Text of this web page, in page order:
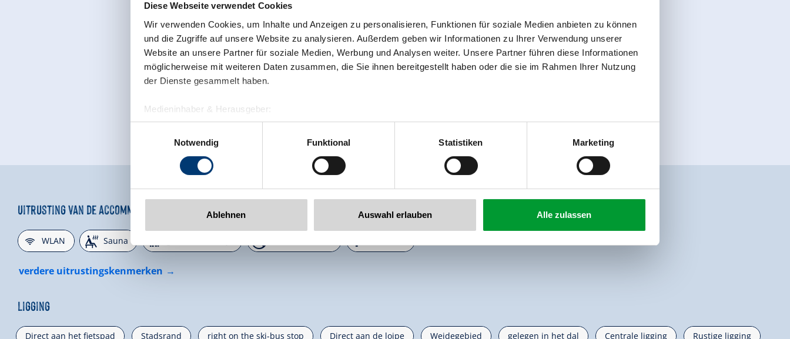
Diese Webseite verwendet Cookies
Wir verwenden Cookies, um Inhalte und Anzeigen zu personalisieren, Funktionen für soziale Medien anbieten zu können
und die Zugriffe auf unsere Website zu analysieren. Außerdem geben wir Informationen zu Ihrer Verwendung unserer
Website an unsere Partner für soziale Medien, Werbung und Analysen weiter. Unsere Partner führen diese Informationen
möglicherweise mit weiteren Daten zusammen, die Sie ihnen bereitgestellt haben oder die sie im Rahmen Ihrer Nutzung
der Dienste gesammelt haben.
Medieninhaber & Herausgeber:
Zeller Bergbahnen Zillertal GmbH & Co KG
Rohr 23// A-6280 Zell am Ziller
www.zillertalarena.com
Notwendig
Funktional Statistiken Marketing
Ablehnen Auswahl erlauben Alle zulassen
Uitrusting van de accommodatie
🜉WLAN 🗔Sauna 🍺 🏝 🐈
verdere uitrustingskenmerken
Ligging
Direct aan het fietspad Stadsrand right on the ski-bus stop Direct aan de loipe Weidegebied gelegen in het dal Centrale ligging Rustige ligging